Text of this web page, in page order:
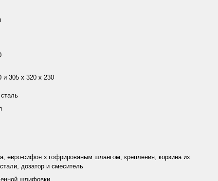
и 305 x 320 x 230
евро-сифон з гофрированым шлангом, крепления, корзина из
дозатор и смеситель
шлифовки